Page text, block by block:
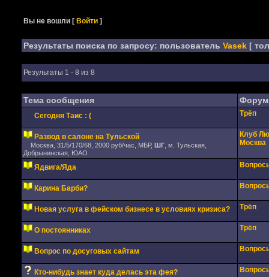
Вы не вошли [Войти ]
Результаты поиска по запросу: пользователь Vasek[
Результаты 1 - 8 из 8
Тема сообщения Форум
Сегодня Таис : ( Трёп
Развод в салоне на Тульской
Москва, 31/5/170/68, 2000 руб/час, МБР, ШГ, м. Тульская,
Добрынинская, ЮАО
Клуб
Москва
Ядвига/Яда
Карина Барби?
Новая услуга в фейском бизнесе в условиях кризиса? Трёп
О постоянниках Трёп
Вопрос по досуговых сайтам
Кто-нибудь знает куда делась эта фея?